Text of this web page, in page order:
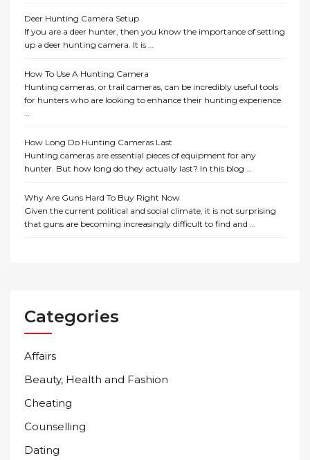
Deer Hunting Camera Setup
If you are a deer hunter, then you know the importance of setting
up a deer hunting camera. It is …
How To Use A Hunting Camera
Hunting cameras, or trail cameras, can be incredibly useful tools
for hunters who are looking to enhance their hunting experience.
…
How Long Do Hunting Cameras Last
Hunting cameras are essential pieces of equipment for any
hunter. But how long do they actually last? In this blog …
Why Are Guns Hard To Buy Right Now
Given the current political and social climate, it is not surprising
that guns are becoming increasingly difficult to find and …
Categories
Affairs
Beauty, Health and Fashion
Cheating
Counselling
Dating